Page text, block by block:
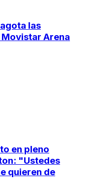
las
Arena
en pleno
"Ustedes
quieren de